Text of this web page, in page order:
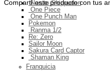
Naruto Shippuden
One Piece
One Punch Man
Pokemon
Ranma 1/2
Re: Zero
Sailor Moon
Sakura Card Captor
Shaman King
Franquicia
Compartí este producto con tus